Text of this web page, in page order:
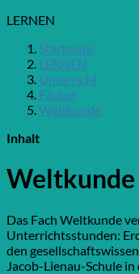
LERNEN
Startseite
LERNEN
Unterricht
Fächer
Weltkunde
Inhalt
Weltkunde
Das Fach Weltkunde
Unterrichtsstunden:
den
Jacob-Lienau-Schule